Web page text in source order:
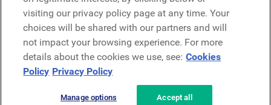
Contáctanos
Política de privacidad Aviso legal Términos y condiciones
visiting our privacy policy page at any time. Your
choices will be shared with our partners and will
not impact your browsing experience. For more
details about the cookies we use, see: Cookies
Policy Privacy Policy
Manage options Accept all